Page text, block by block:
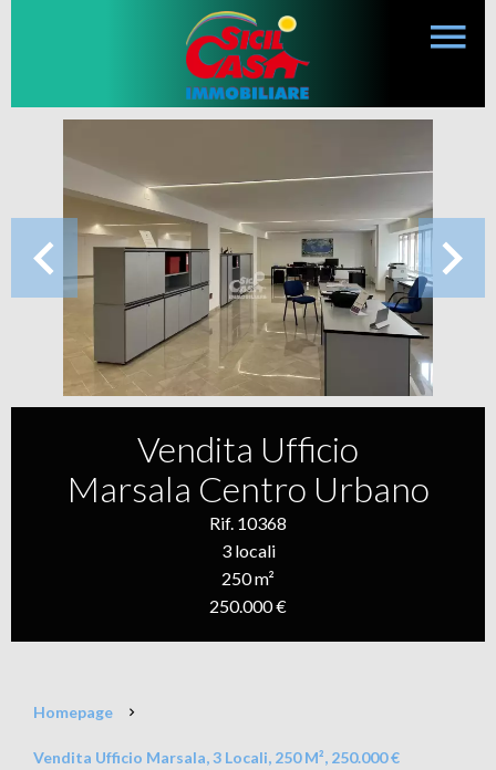
Vendita Ufficio
Marsala Centro Urbano
Rif. 10368
3 locali
250 m²
250.000 €
Homepage
Vendita Ufficio Marsala, 3 Locali, 250 M², 250.000 €